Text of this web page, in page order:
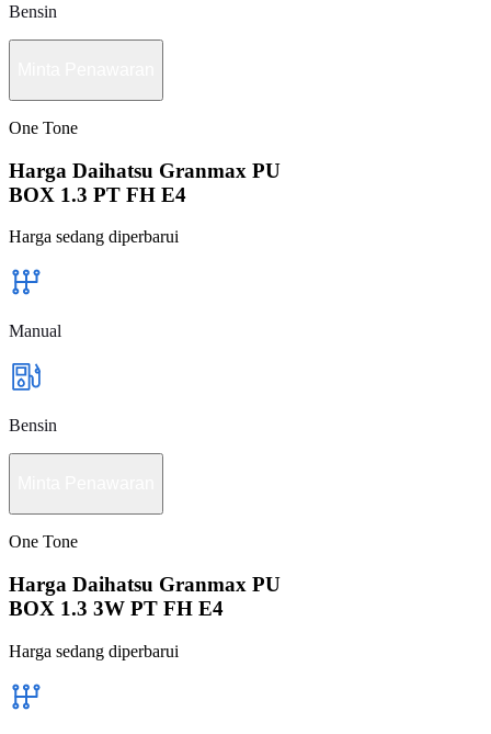
Bensin
One Tone
Harga Daihatsu Granmax PU
BOX 1.3 PT FH E4
Harga sedang diperbarui
Manual
Bensin
One Tone
Harga Daihatsu Granmax PU
BOX 1.3 3W PT FH E4
Harga sedang diperbarui